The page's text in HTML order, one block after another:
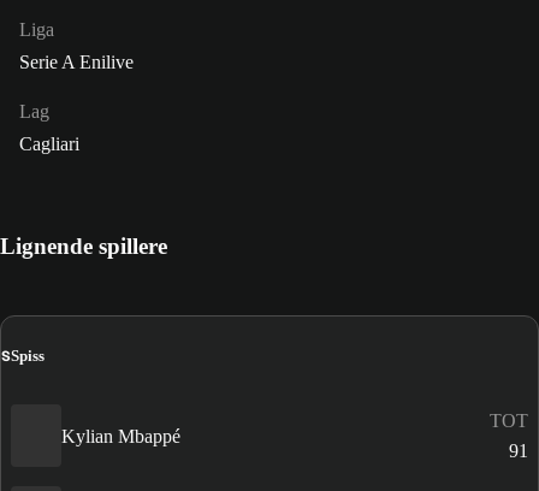
Liga
Serie A Enilive
Lag
Cagliari
Lignende spillere
SSpiss
Kylian Mbappé
TOT
91